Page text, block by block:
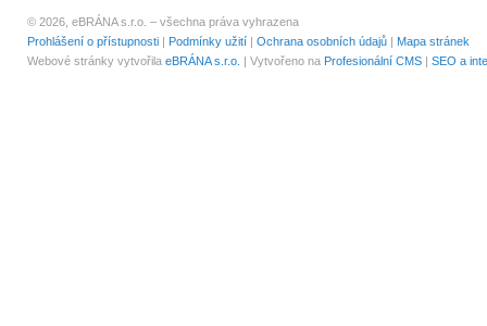
© 2026, eBRÁNA s.r.o. – všechna práva vyhrazena
Prohlášení o přístupnosti | Podmínky užití | Ochrana osobních údajů | Mapa stránek
Webové stránky vytvořila eBRÁNA s.r.o. | Vytvořeno na Profesionální CMS | SEO a